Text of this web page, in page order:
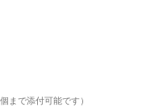
まで添付可能です）